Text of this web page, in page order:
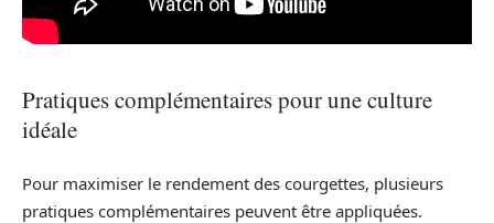
Pratiques complémentaires pour une culture
idéale
Pour maximiser le rendement des courgettes, plusieurs
pratiques complémentaires peuvent être appliquées.